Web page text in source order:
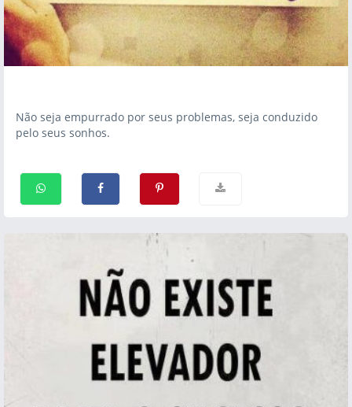
Não seja empurrado por seus problemas, seja conduzido
pelo seus sonhos.